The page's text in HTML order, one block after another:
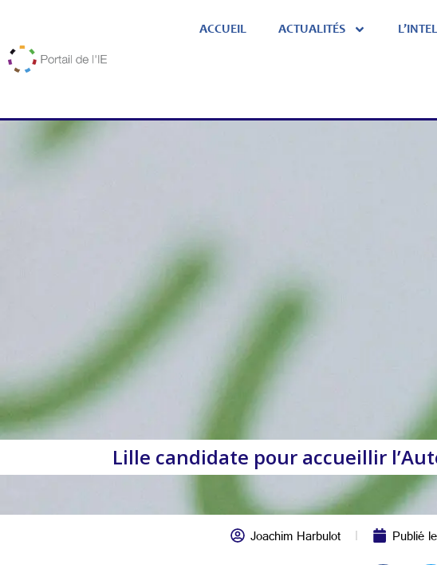
ACCUEIL ACTUALITÉS
Lille candidate pour accueillir
Joachim Harbulot Publié le